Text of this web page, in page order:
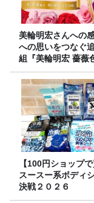
美輪明宏さんへの
への思いをつなぐ
組『美輪明宏 薔薇
～ごきげんよう、
～』8/9（日）16時
【100円ショップで
スースー系ボディ
決戦２０２６